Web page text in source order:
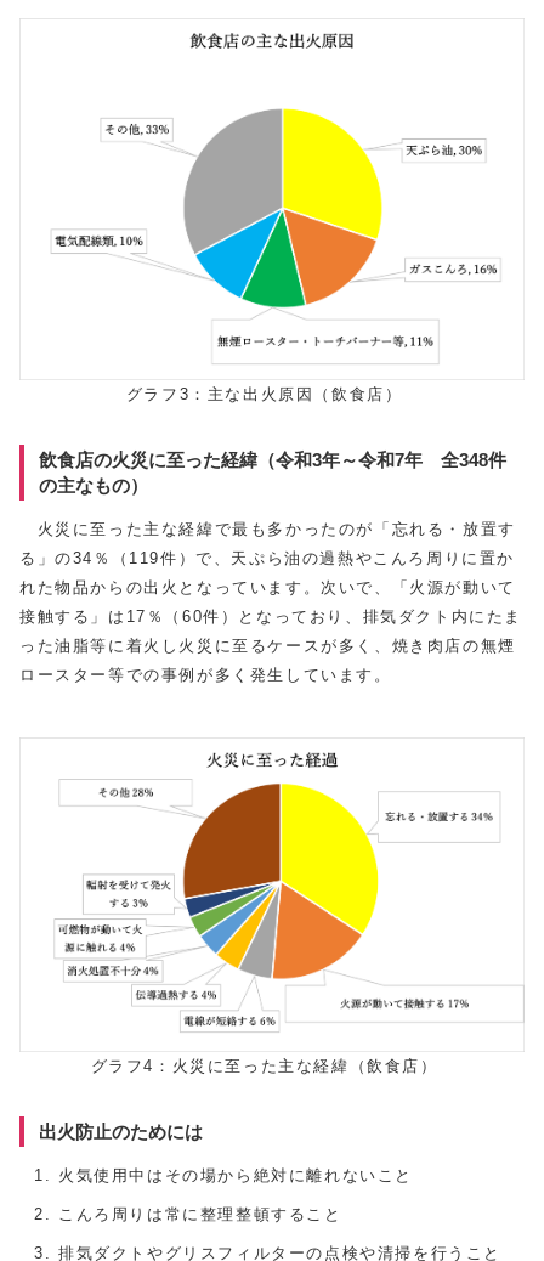
グラフ3：主な出火原因（飲食店）
飲食店の火災に至った経緯（令和3年～令和7年 全348件
の主なもの）
火災に至った主な経緯で最も多かったのが「忘れる・放置す
る」の34％（119件）で、天ぷら油の過熱やこんろ周りに置か
れた物品からの出火となっています。次いで、「火源が動いて
接触する」は17％（60件）となっており、排気ダクト内にたま
った油脂等に着火し火災に至るケースが多く、焼き肉店の無煙
ロースター等での事例が多く発生しています。
グラフ4：火災に至った主な経緯（飲食店）
出火防止のためには
火気使用中はその場から絶対に離れないこと
こんろ周りは常に整理整頓すること
排気ダクトやグリスフィルターの点検や清掃を行うこと